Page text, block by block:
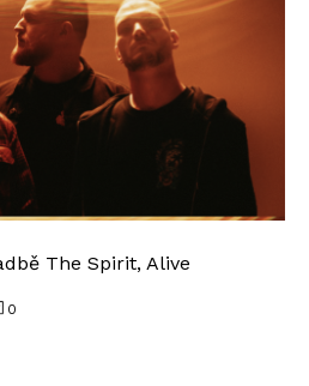
The Spirit, Alive
0